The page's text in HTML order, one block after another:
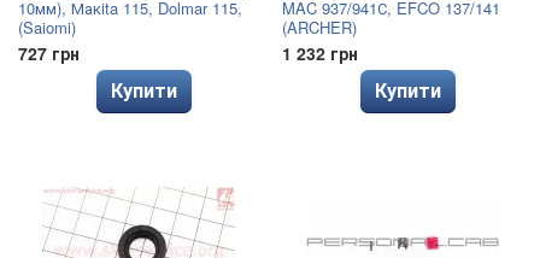
10мм), Макita 115, Dolmar 115,
(Saiomi)
727 грн
Купити
MAC 937/941С, EFCO 137/141
(ARCHER)
1 232 грн
Купити